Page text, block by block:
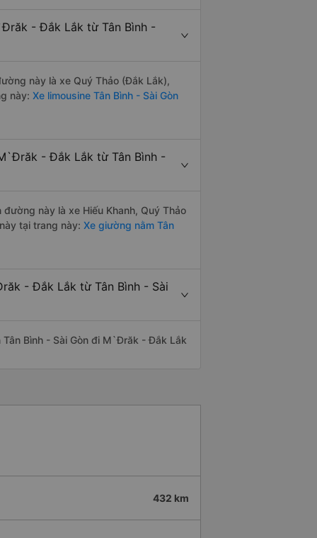
- Đắk Lắk từ Tân Bình -
này là xe Quý Thảo (Đắk Lắk),
này: Xe limousine Tân Bình - Sài Gòn
- Đắk Lắk từ Tân Bình -
này là xe Hiếu Khanh, Quý Thảo
tại trang này: Xe giường nằm Tân
- Đắk Lắk từ Tân Bình - Sài
Bình - Sài Gòn đi M`Đrăk - Đắk Lắk
432 km